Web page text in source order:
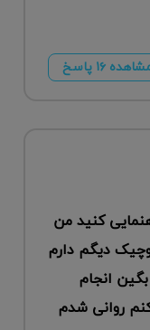
۱۶ پاسخ
کنید من
دیگم دارم
انجام
روانی شدم